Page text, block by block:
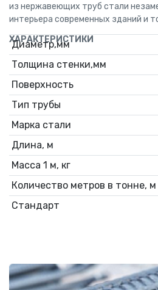
из нержавеющих труб стали
интерьера современных зданий и
ХАРАКТЕРИСТИКИ
Диаметр,мм
Толщина стенки,мм
Поверхность
Тип трубы
Марка стали
Длина, м
Масса 1 м, кг
Количество метров в тонне, м
Стандарт